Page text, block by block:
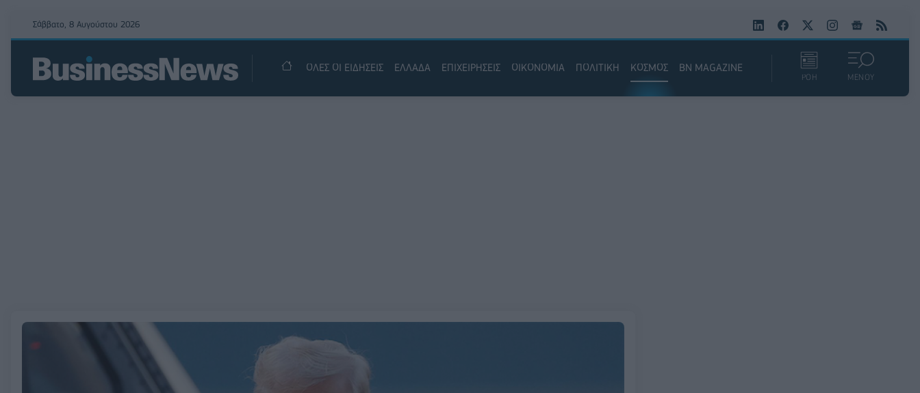
Σάββατο, 8 Αυγούστου 2026
ΟΛΕΣ ΟΙ ΕΙΔΗΣΕΙΣ ΕΛΛΑΔΑ ΕΠΙΧΕΙΡΗΣΕΙΣ ΟΙΚΟΝΟΜΙΑ ΠΟΛΙΤΙΚΗ ΚΟΣΜΟΣ BN MAGAZINE
ΡΟΗ ΜΕΝΟΥ